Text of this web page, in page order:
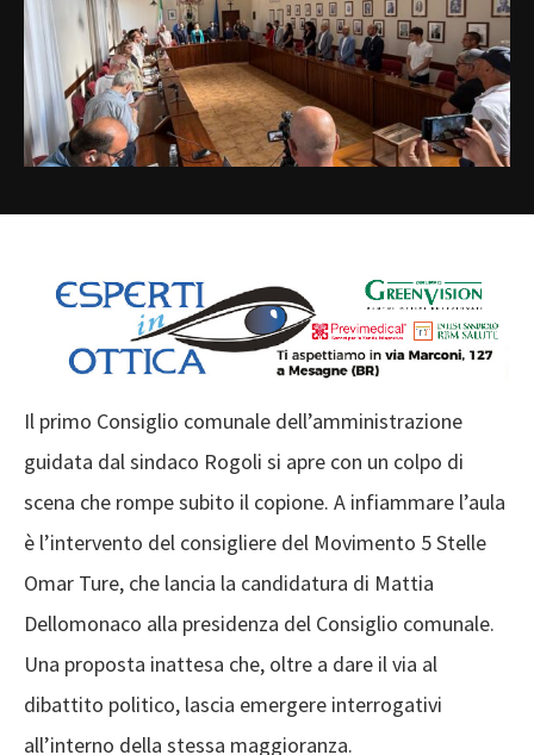
Il primo Consiglio comunale dell’amministrazione
guidata dal sindaco Rogoli si apre con un colpo di
scena che rompe subito il copione. A infiammare l’aula
è l’intervento del consigliere del Movimento 5 Stelle
Omar Ture, che lancia la candidatura di Mattia
Dellomonaco alla presidenza del Consiglio comunale.
Una proposta inattesa che, oltre a dare il via al
dibattito politico, lascia emergere interrogativi
all’interno della stessa maggioranza.